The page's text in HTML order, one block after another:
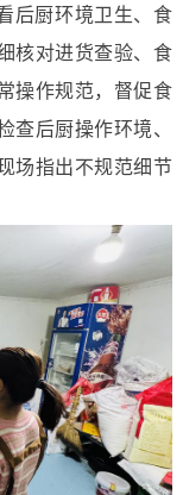
后厨环境卫生、食
核对进货查验、食
操作规范，督促食
查后厨操作环境、
场指出不规范细节